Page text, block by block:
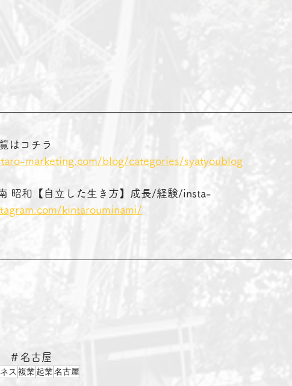
覧はコチラ
marketing.com/blog/categories/syatyoublog
昭和【自立した生き方】成長/経験/insta-
kintarouminami/
＃名古屋
ス 複業起業名古屋